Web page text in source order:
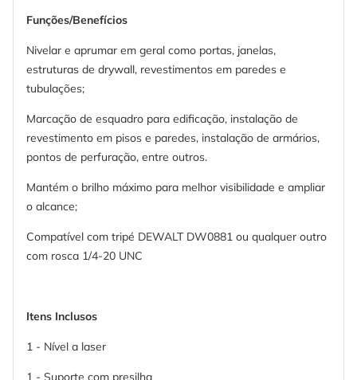
Funções/Benefícios
Nivelar e aprumar em geral como portas, janelas,
estruturas de drywall, revestimentos em paredes e
tubulações;
Marcação de esquadro para edificação, instalação de
revestimento em pisos e paredes, instalação de armários,
pontos de perfuração, entre outros.
Mantém o brilho máximo para melhor visibilidade e ampliar
o alcance;
Compatível com tripé DEWALT DW0881 ou qualquer outro
com rosca 1/4-20 UNC
Itens Inclusos
1 - Nível a laser
1 - Suporte com presilha